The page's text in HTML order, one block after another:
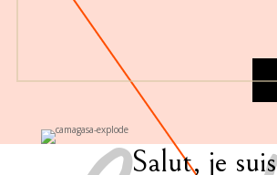
Salut, je suis